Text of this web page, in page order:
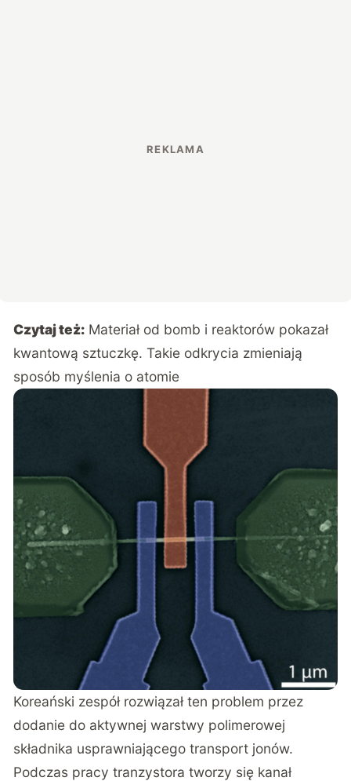
Czytaj też: Materiał od bomb i reaktorów pokazał
kwantową sztuczkę. Takie odkrycia zmieniają
sposób myślenia o atomie
Koreański zespół rozwiązał ten problem przez
dodanie do aktywnej warstwy polimerowej
składnika usprawniającego transport jonów.
Podczas pracy tranzystora tworzy się kanał